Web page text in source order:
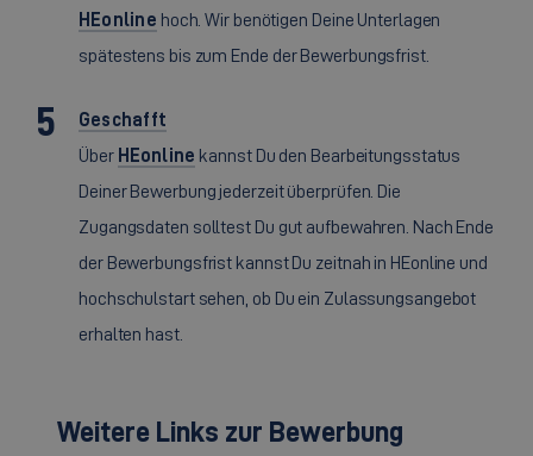
HEonline hoch. Wir benötigen Deine Unterlagen
spätestens bis zum Ende der Bewerbungsfrist.
Geschafft
Über HEonline kannst Du den Bearbeitungsstatus
Deiner Bewerbung jederzeit überprüfen. Die
Zugangsdaten solltest Du gut aufbewahren. Nach Ende
der Bewerbungsfrist kannst Du zeitnah in HEonline und
hochschulstart sehen, ob Du ein Zulassungsangebot
erhalten hast.
Weitere Links zur Bewerbung